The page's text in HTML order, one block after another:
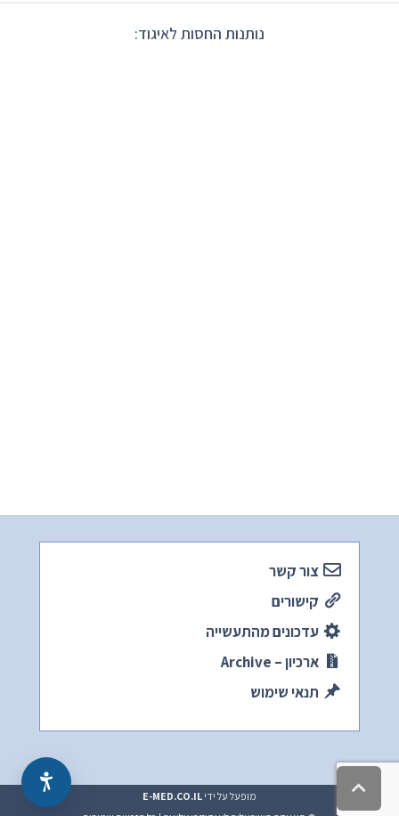
נותנות החסות לאיגוד:
צור קשר
קישורים
עדכונים מהתעשייה
ארכיון – Archive
תנאי שימוש
מופעל על ידי E-MED.CO.IL
גלילה
לראש